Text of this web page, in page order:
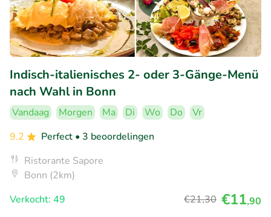
Indisch-italienisches 2- oder 3-Gänge-Menü
nach Wahl in Bonn
Vandaag Morgen Ma Di Wo Do
Vr
9.2
Perfect • 3 beoordelingen
Ristorante Sapore
Bonn (2km)
Verkocht: 49
€21,30 €11,90